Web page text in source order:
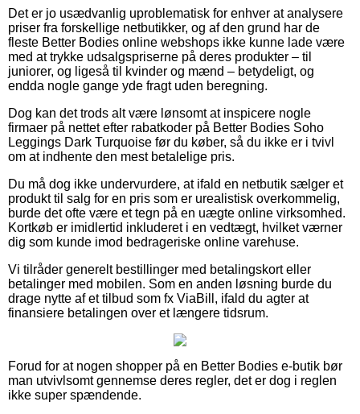
Det er jo usædvanlig uproblematisk for enhver at analysere
priser fra forskellige netbutikker, og af den grund har de
fleste Better Bodies online webshops ikke kunne lade være
med at trykke udsalgspriserne på deres produkter – til
juniorer, og ligeså til kvinder og mænd – betydeligt, og
endda nogle gange yde fragt uden beregning.
Dog kan det trods alt være lønsomt at inspicere nogle
firmaer på nettet efter rabatkoder på Better Bodies Soho
Leggings Dark Turquoise før du køber, så du ikke er i tvivl
om at indhente den mest betalelige pris.
Du må dog ikke undervurdere, at ifald en netbutik sælger et
produkt til salg for en pris som er urealistisk overkommelig,
burde det ofte være et tegn på en uægte online virksomhed.
Kortkøb er imidlertid inkluderet i en vedtægt, hvilket værner
dig som kunde imod bedrageriske online varehuse.
Vi tilråder generelt bestillinger med betalingskort eller
betalinger med mobilen. Som en anden løsning burde du
drage nytte af et tilbud som fx ViaBill, ifald du agter at
finansiere betalingen over et længere tidsrum.
Forud for at nogen shopper på en Better Bodies e-butik bør
man utvivlsomt gennemse deres regler, det er dog i reglen
ikke super spændende.